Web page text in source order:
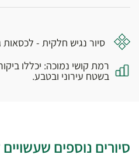
סיור נגיש חלקית -
רמת קושי נמוכה: יכללו
בשטח עירוני ובטבע.
סיורים נוספים שעשויים